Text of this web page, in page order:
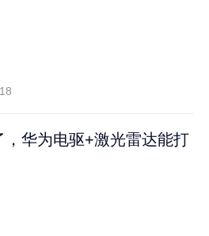
华为电驱+激光雷达能打